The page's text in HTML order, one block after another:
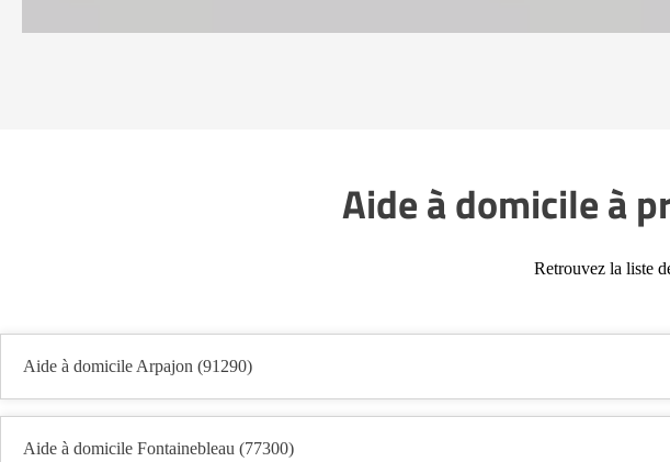
Aide à domicile à
Retrouvez la liste
Aide à domicile Arpajon (91290)
Aide à domicile Fontainebleau (77300)